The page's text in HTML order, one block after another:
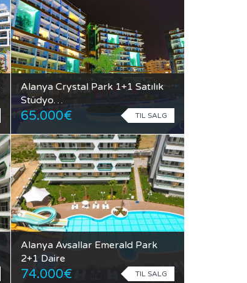
Alanya Crystal Park 1+1 Satılık
Stüdyo…
65.000€ TIL SALG
Alanya Avsallar Emerald Park
2+1 Daire
74.000€ TIL SALG